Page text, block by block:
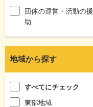
団体の運営・活動の援
助
地域から探す
すべてにチェック
東部地域